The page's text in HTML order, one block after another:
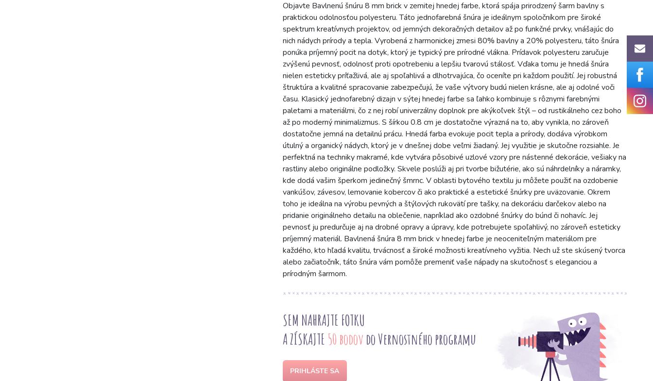
Objavte Bavlnenú šnúru 8 mm brick v zemitej hnedej farbe, ktorá spája prirodzený šarm bavlny s
praktickou odolnosťou polyesteru. Táto jednofarebná šnúra je ideálnym spoločníkom pre široké
spektrum kreatívnych projektov, od jemných dekoračných detailov až po funkčné prvky, vnášajúc do
nich nádych prírody a tepla. Vyrobená z harmonickej zmesi 80% bavlny a 20% polyesteru, táto šnúra
ponúka príjemný pocit na dotyk, ktorý je typický pre prírodné vlákna. Prídavok polyesteru zaručuje
zvýšenú pevnosť, odolnosť proti opotrebeniu a lepšiu tvarovú stálosť. Vďaka tomu je hnedá šnúra
nielen esteticky príťažlivá, ale aj spoľahlivá a dlhotrvajúca, čo oceníte pri každom použití. Jej robustná
štruktúra a kvalitné spracovanie zabezpečujú, že vaše výtvory budú nielen krásne, ale aj odolné voči
času. Klasický jednofarebný dizajn v sýtej hnedej farbe sa ľahko kombinuje s rôznymi farebnými
paletami a materiálmi, čo z nej robí univerzálny doplnok pre akýkoľvek štýl – od rustikálneho cez boho
až po moderný minimalizmus. S šírkou 0.8 cm je dostatočne výrazná na to, aby vynikla, no zároveň
dostatočne jemná na detailnú prácu. Hnedá farba evokuje pocit tepla a prírody, dodáva výrobkom
útulný a organický nádych, ktorý je v dnešnej dobe veľmi žiadaný. Jej využitie je skutočne rozsiahle. Je
perfektná na techniky makramé, kde vytvára pôsobivé uzlové vzory pre nástenné dekorácie, vešiaky na
rastliny alebo originálne podložky. Skvele poslúži aj pri tvorbe bižutérie, ako sú náhrdelníky a náramky,
kde dodá vašim šperkom jedinečný šmrnc. V oblasti bytového textilu ju môžete použiť na ozdobenie
vankúšov, závesov, lemovanie kobercov či ako praktické a estetické šnúrky pre uväzovanie. Okrem
toho je ideálna na výrobu pevných a štýlových rukovätí pre tašky, na dekoráciu darčekov alebo na
pridanie originálneho detailu na oblečenie, napríklad ako ozdobné šnúrky do búnd či nohavíc. Jej
pevnosť ju predurčuje aj na drobné opravy a úpravy, kde potrebujete spoľahlivý, no zároveň esteticky
príjemný materiál. Bavlnená šnúra 8 mm brick v hnedej farbe je neoceniteľným materiálom pre
každého, kto hľadá kvalitu, trvácnosť a široké možnosti kreatívneho vyžitia. Nech už ste skúsený tvorca
alebo začiatočník, táto šnúra vám pomôže premeniť vaše nápady na skutočnosť s eleganciou a
prírodným šarmom.
SEM NAHRAJTE FOTKU
A ZÍSKAJTE 50 bodov do Vernostného programu
PRIHLÁSTE SA